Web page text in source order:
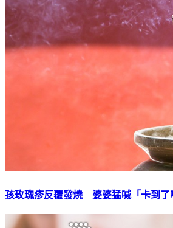
孩玫瑰疹反覆發燒 婆婆猛喊「卡到了